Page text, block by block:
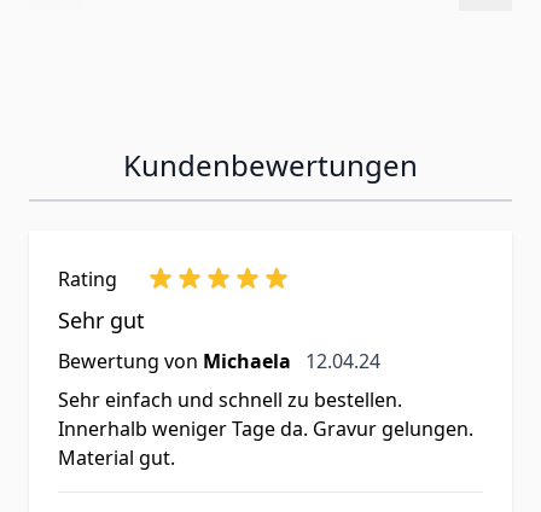
Kundenbewertungen
Rating
Sehr gut
Bewertung von Michaela 12. April 2024
12.04.24
Sehr einfach und schnell zu bestellen.
Innerhalb weniger Tage da. Gravur gelungen.
Material gut.